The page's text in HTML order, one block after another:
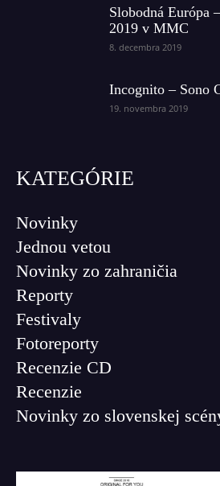
Slobodná Európa
2019 v MMC
8. decembra 2019
Incognito – Sono
19. novembra 2019
KATEGÓRIE
Novinky
Jednou vetou
Novinky zo zahraničia
Reporty
Festivaly
Fotoreporty
Recenzie CD
Recenzie
Novinky zo slovenskej